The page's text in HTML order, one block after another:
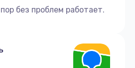
без проблем работает.